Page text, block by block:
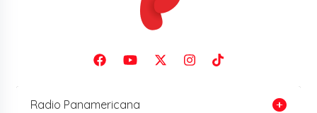
Radio Panamericana